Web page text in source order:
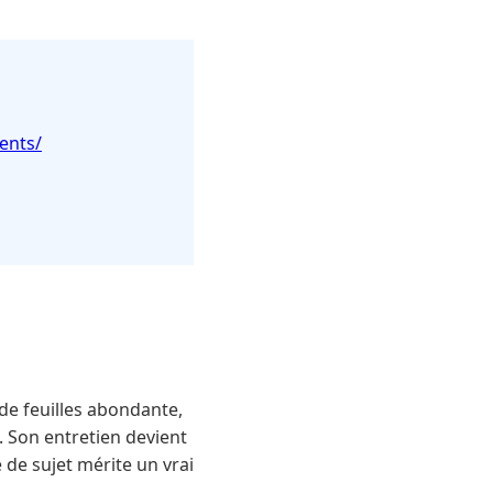
feuilles abondante,
Son entretien devient
sujet mérite un vrai